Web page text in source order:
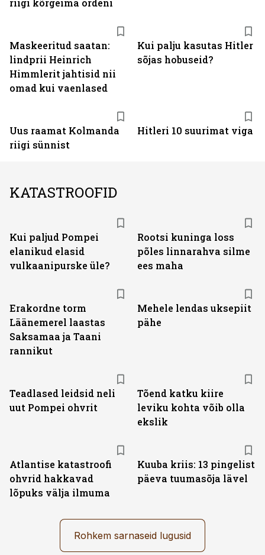
Maskeeritud saatan:
lindprii Heinrich
Himmlerit jahtisid nii
omad kui vaenlased
Kui palju kasutas Hitler
sõjas hobuseid?
Uus raamat Kolmanda
riigi sünnist
Hitleri 10 suurimat viga
riigi kõrgeima ordeni
KATASTROOFID
Kui paljud Pompei
elanikud elasid
vulkaanipurske üle?
Rootsi kuninga loss
põles linnarahva silme
ees maha
Erakordne torm
Läänemerel laastas
Saksamaa ja Taani
rannikut
Mehele lendas uksepiit
pähe
Teadlased leidsid neli
uut Pompei ohvrit
Tõend katku kiire
leviku kohta võib olla
ekslik
Atlantise katastroofi
ohvrid hakkavad
lõpuks välja ilmuma
Kuuba kriis: 13 pingelist
päeva tuumasõja lävel
Rohkem sarnaseid lugusid